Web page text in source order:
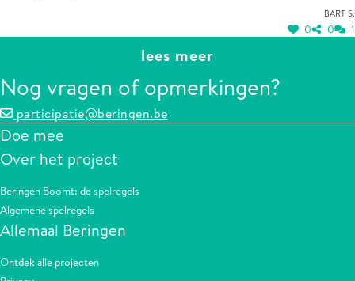
Bart S.
0 0 1
lees meer
Nog vragen of opmerkingen?
participatie@beringen.be
Doe mee
Over het project
Beringen Boomt: de spelregels
Algemene spelregels
Allemaal Beringen
Ontdek alle projecten